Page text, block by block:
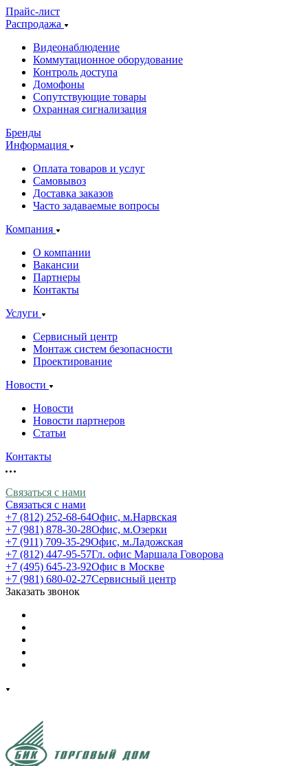
Прайс-лист
Распродажа
Видеонаблюдение
Коммутационное оборудование
Контроль доступа
Домофоны
Сопутствующие товары
Охранная сигнализация
Бренды
Информация
Оплата товаров и услуг
Самовывоз
Доставка заказов
Часто задаваемые вопросы
Компания
О компании
Вакансии
Партнеры
Контакты
Услуги
Сервисный центр
Монтаж систем безопасности
Проектирование
Новости
Новости
Новости партнеров
Статьи
Контакты
Связаться с нами
Связаться с нами
+7 (812) 252-68-64Офис, м.Нарвская
+7 (981) 878-30-28Офис, м.Озерки
+7 (911) 709-35-29Офис, м.Ладожская
+7 (812) 447-95-57Гл. офис Маршала Говорова
+7 (495) 645-23-92Офис в Москве
+7 (981) 680-02-27Сервисный центр
Заказать звонок